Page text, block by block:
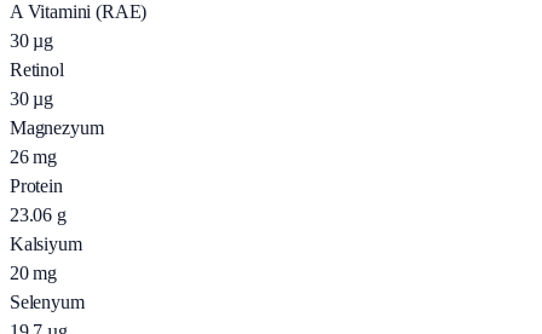
A Vitamini (RAE)
30 µg
Retinol
30 µg
Magnezyum
26 mg
Protein
23.06 g
Kalsiyum
20 mg
Selenyum